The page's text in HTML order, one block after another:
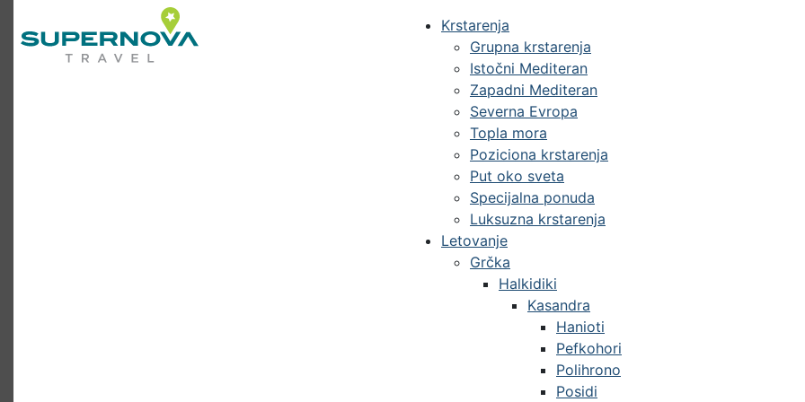
Krstarenja
Grupna krstarenja
Istočni Mediteran
Zapadni Mediteran
Severna Evropa
Topla mora
Poziciona krstarenja
Put oko sveta
Specijalna ponuda
Luksuzna krstarenja
Letovanje
Grčka
Halkidiki
Kasandra
Hanioti
Pefkohori
Polihrono
Posidi